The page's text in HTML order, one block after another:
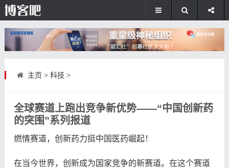
主页 > 科技 >
全球赛道上跑出竞争新优势——“中国创新药
的突围”系列报道
燃情赛道，创新药力挺中国医药崛起！
在当今世界，创新成为国家竞争的新赛道。在这个赛道